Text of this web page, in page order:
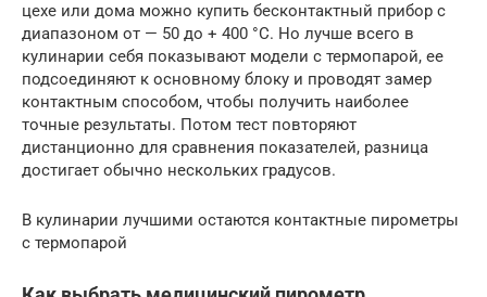
цехе или дома можно купить бесконтактный прибор с
диапазоном от — 50 до + 400 °С. Но лучше всего в
кулинарии себя показывают модели с термопарой, ее
подсоединяют к основному блоку и проводят замер
контактным способом, чтобы получить наиболее
точные результаты. Потом тест повторяют
дистанционно для сравнения показателей, разница
достигает обычно нескольких градусов.
В кулинарии лучшими остаются контактные пирометры
с термопарой